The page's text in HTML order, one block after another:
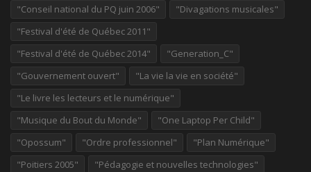
"Conseil national du PQ juin 2006"
"Divagations musicales"
"Festival d'été de Québec 2011"
"Festival d'été de Québec 2014"
"Generation_C"
"Gouvernement ouvert"
"La vie la vie en société"
"Le livre les lecteurs et le numérique"
"Musique du Bout du Monde"
"One Laptop Per Child"
"Opossum"
"Ordre professionnel"
"Plan Numérique"
"Poitiers 2005"
"Pédagogie et nouvelles technologies"